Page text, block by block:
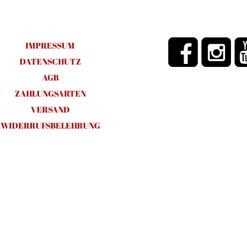
IMPRESSUM
DATENSCHUTZ
AGB
ZAHLUNGSARTEN
VERSAND
WIDERRUFSBELEHRUNG